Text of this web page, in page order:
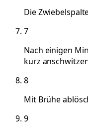
Die
7
Nach einigen
kurz
8
Mit Brühe
9